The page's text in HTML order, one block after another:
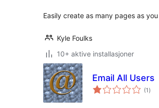
Easily create as many pages as
Kyle Foulks
10+ aktive installasjoner
Email All Users
(1 )